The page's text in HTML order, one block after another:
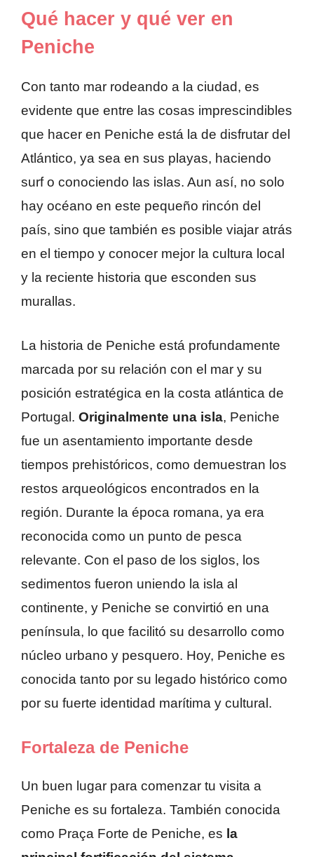
Qué hacer y qué ver en
Peniche
Con tanto mar rodeando a la ciudad, es
evidente que entre las cosas imprescindibles
que hacer en Peniche está la de disfrutar del
Atlántico, ya sea en sus playas, haciendo
surf o conociendo las islas. Aun así, no solo
hay océano en este pequeño rincón del
país, sino que también es posible viajar atrás
en el tiempo y conocer mejor la cultura local
y la reciente historia que esconden sus
murallas.
La historia de Peniche está profundamente
marcada por su relación con el mar y su
posición estratégica en la costa atlántica de
Portugal. Originalmente una isla, Peniche
fue un asentamiento importante desde
tiempos prehistóricos, como demuestran los
restos arqueológicos encontrados en la
región. Durante la época romana, ya era
reconocida como un punto de pesca
relevante. Con el paso de los siglos, los
sedimentos fueron uniendo la isla al
continente, y Peniche se convirtió en una
península, lo que facilitó su desarrollo como
núcleo urbano y pesquero. Hoy, Peniche es
conocida tanto por su legado histórico como
por su fuerte identidad marítima y cultural.
Fortaleza de Peniche
Un buen lugar para comenzar tu visita a
Peniche es su fortaleza. También conocida
como Praça Forte de Peniche, es la